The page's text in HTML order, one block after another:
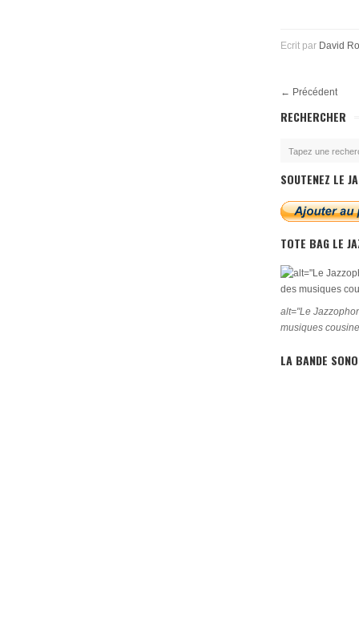
Ecrit par David
← Précédent
RECHERCHER
SOUTENEZ LE
TOTE BAG LE
alt="Le
musiques
LA BANDE